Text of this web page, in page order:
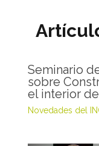
Seminario
sobre
el interior
Novedades del